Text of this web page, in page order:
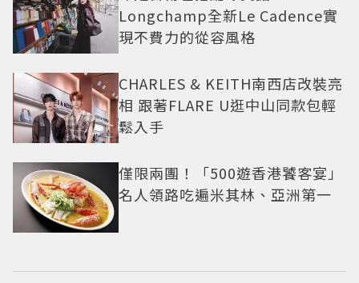
Longchamp全新Le Cadence實
現不費力的從容風格
CHARLES & KEITH南西店改裝亮
相 跟著FLARE U逛中山同款包輕
鬆入手
僅限兩團！「500遊香港饕客宴」
名人領路吃遍米其林、亞洲第一